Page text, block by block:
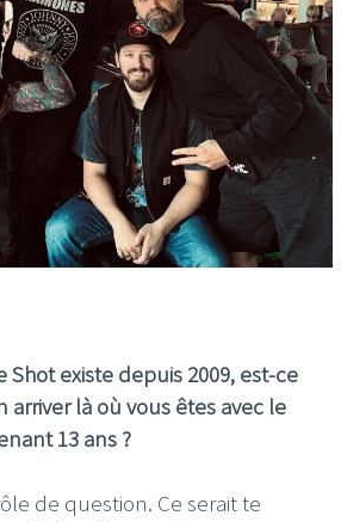
Shot existe depuis 2009, est-ce
arriver là où vous êtes avec le
13 ans ?
de question. Ce serait te